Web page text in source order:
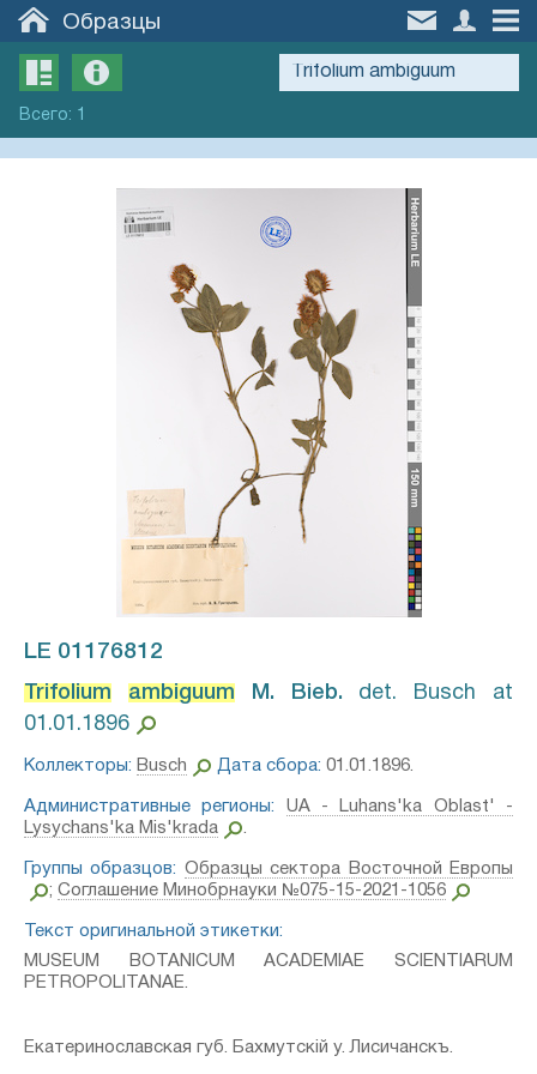
Образцы
Всего: 1
LE 01176812
Trifolium ambiguum M. Bieb.⁣ det. Busch at
01.01.1896
Коллекторы: Busch Дата сбора: 01.01.1896.
Административные регионы:
UA - Luhans'ka Oblast' -
Lysychans'ka Mis'krada
.
Группы образцов: Образцы сектора Восточной Европы
; Соглашение Минобрнауки №075-15-2021-1056
Текст оригинальной этикетки:
MUSEUM BOTANICUM ACADEMIAE SCIENTIARUM
PETROPOLITANAE.
Екатеринославская губ. Бахмутскій у. Лисичанскъ.